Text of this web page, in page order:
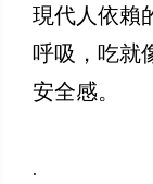
現代人依賴
呼吸，吃就
安全感。
.